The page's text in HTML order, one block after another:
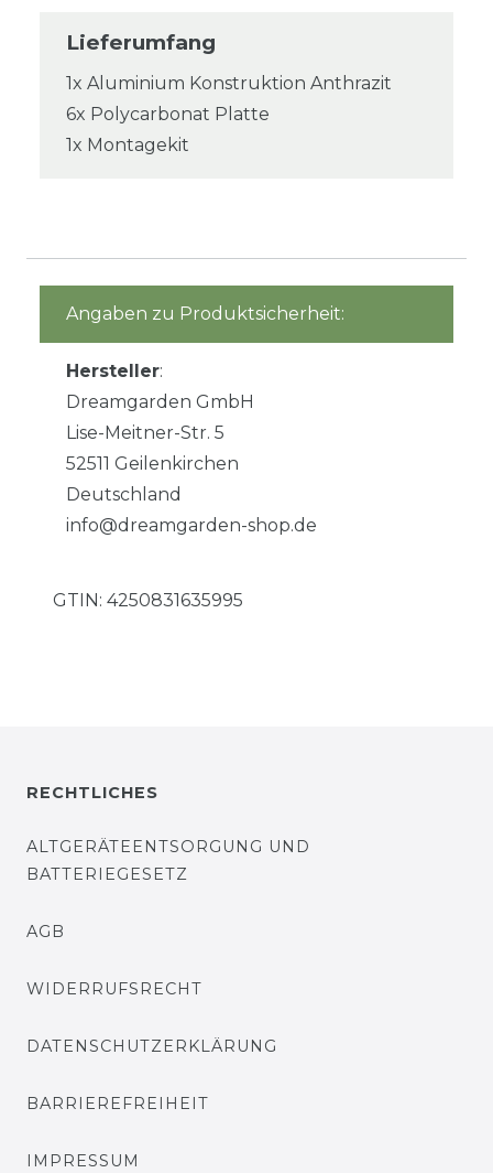
Lieferumfang
1x Aluminium Konstruktion Anthrazit
6x Polycarbonat Platte
1x Montagekit
Angaben zu Produktsicherheit:
Hersteller:
Dreamgarden GmbH
Lise-Meitner-Str. 5
52511 Geilenkirchen
Deutschland
info@dreamgarden-shop.de
GTIN: 4250831635995
RECHTLICHES
ALTGERÄTEENTSORGUNG UND
BATTERIEGESETZ
AGB
WIDERRUFSRECHT
DATENSCHUTZERKLÄRUNG
BARRIEREFREIHEIT
IMPRESSUM